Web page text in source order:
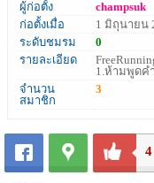
ผู้ก่อตั้ง
champsuk
ก่อตั้งเมื่อ
1 มิถุนายน
ระดับชมรม
0
รายละเอียด
1.ห้ามพูดค
จำนวน
สมาชิก
3
4